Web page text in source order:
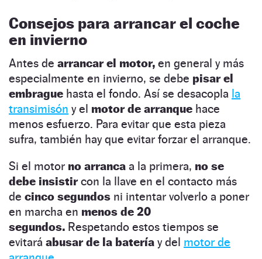
Consejos para arrancar el coche
en invierno
Antes de arrancar el motor, en general y más
especialmente en invierno, se debe pisar el
embrague hasta el fondo. Así se desacopla la
transimisón y el motor de arranque hace
menos esfuerzo. Para evitar que esta pieza
sufra, también hay que evitar forzar el arranque.
Si el motor no arranca a la primera, no se
debe insistircon la llave en el contacto más
de cinco segundos ni intentar volverlo a poner
en marcha en menos de 20
segundos. Respetando estos tiempos se
evitará abusar de la batería y del motor de